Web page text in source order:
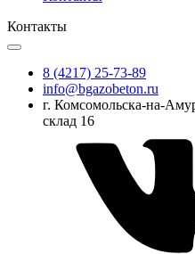
Контакты
8 (4217) 25-73-89
info@bgazobeton.ru
г. Комсомольска-на-
склад 16